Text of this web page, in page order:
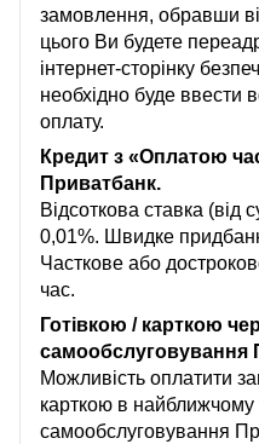
замовлення, обравши
цього Ви будете
інтернет-сторінку
необхідно буде ввести
оплату.
Кредит з «Оплатою
Приватбанк.
Відсоткова ставка (від
0,01%. Швидке
Часткове або
час.
Готівкою / карткою
самообслуговування
Можливість оплатити
карткою в найближчому
самообслуговування